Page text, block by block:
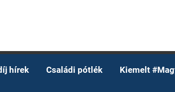
hírek Családi pótlék Kiemelt